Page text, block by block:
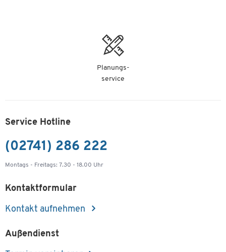
Planungs-
service
Service Hotline
(02741) 286 222
Montags - Freitags: 7.30 - 18.00 Uhr
Kontaktformular
Kontakt aufnehmen
Außendienst